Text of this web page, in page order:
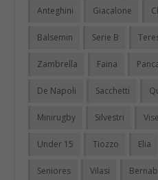
Anteghini Giacalone
Balsemin Serie B
Zambrella Faina
De Napoli Sacchetti
Minirugby Silvestri
Under 15 Tiozzo Elia
Seniores Vilasi